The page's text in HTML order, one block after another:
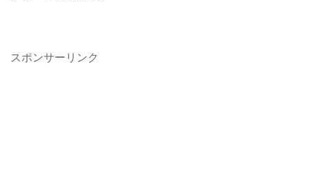
スポンサーリンク